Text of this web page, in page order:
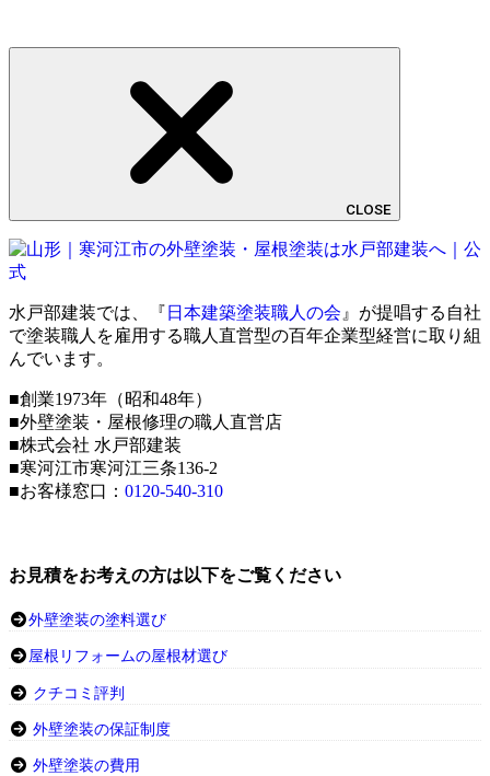
CLOSE
水戸部建装では、『 日本建築塗装職人の会 』が提唱する自社
で塗装職人を雇用する職人直営型の百年企業型経営に取り組
んでいます。
■創業1973年（昭和48年）
■外壁塗装・屋根修理の職人直営店
■株式会社 水戸部建装
■寒河江市寒河江三条136-2
■お客様窓口： 0120-540-310
お見積をお考えの方は以下をご覧ください
外壁塗装の塗料選び
屋根リフォームの屋根材選び
クチコミ評判
外壁塗装の保証制度
外壁塗装の費用